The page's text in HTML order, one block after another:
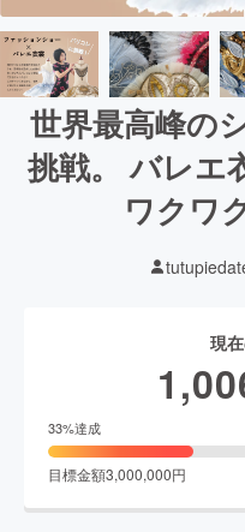
世界最高峰の
挑戦。 バレエ
ワクワ
現
33%達成
目標金額3,000,000円